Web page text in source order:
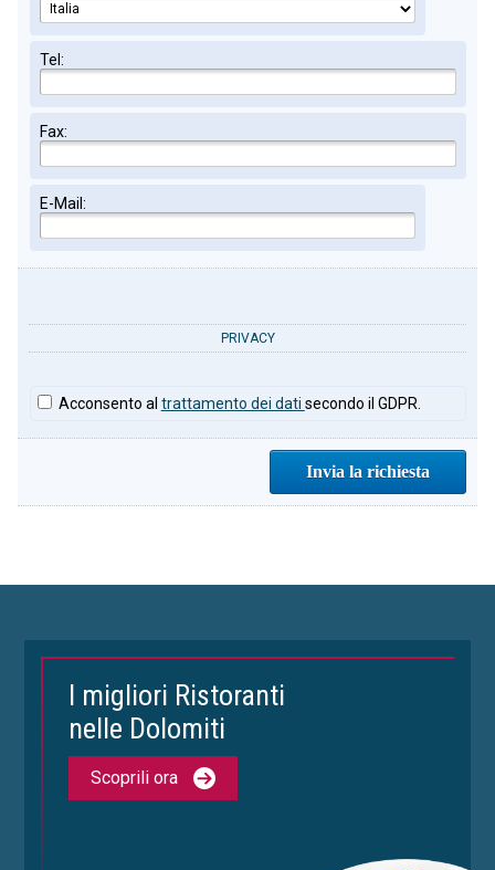
Tel:
Fax:
E-Mail:
PRIVACY
Acconsento al trattamento dei dati secondo il GDPR.
I migliori Ristoranti
nelle Dolomiti
Scoprili ora